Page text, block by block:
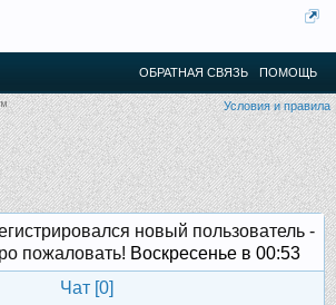
ОБРАТНАЯ СВЯЗЬ ПОМОЩЬ
Условия и правила
новый пользователь -
пожаловать! Воскресенье в 00:53
Чат [0]